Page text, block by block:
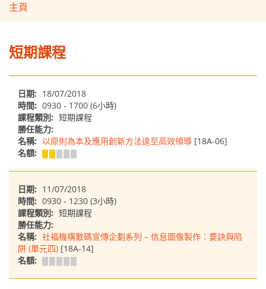
主頁
短期課程
日期: 18/07/2018
時間: 0930 - 1700 (6小時)
課程類別: 短期課程
勝任能力:
名稱: 以原則為本及應用創新方法達至高效領導 [18A-06]
名額:
日期: 11/07/2018
時間: 0930 - 1230 (3小時)
課程類別: 短期課程
勝任能力:
名稱: 社福機構數碼宣傳企劃系列 – 信息圖像製作：要訣與陷
阱 (單元四) [18A-14]
名額: